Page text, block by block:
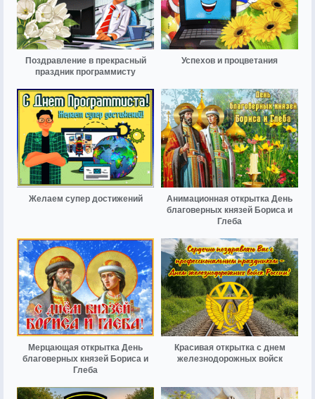
Поздравление в прекрасный
праздник программисту
Успехов и процветания
Желаем супер достижений
Анимационная открытка День
благоверных князей Бориса и
Глеба
Мерцающая открытка День
благоверных князей Бориса и
Глеба
Красивая открытка с днем
железнодорожных войск